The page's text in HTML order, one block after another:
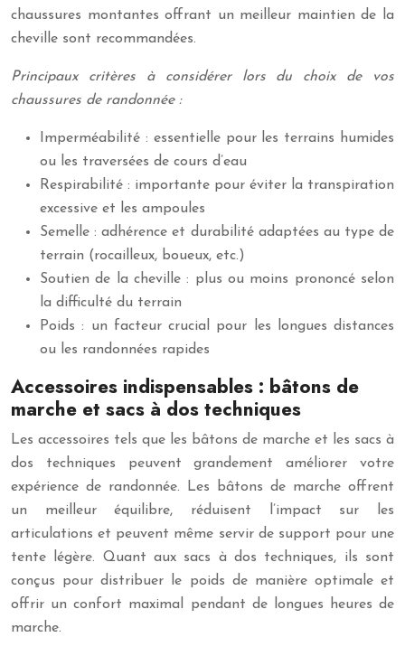
chaussures montantes offrant un meilleur maintien de la
cheville sont recommandées.
Principaux critères à considérer lors du choix de vos
chaussures de randonnée :
Imperméabilité : essentielle pour les terrains humides
ou les traversées de cours d’eau
Respirabilité : importante pour éviter la transpiration
excessive et les ampoules
Semelle : adhérence et durabilité adaptées au type de
terrain (rocailleux, boueux, etc.)
Soutien de la cheville : plus ou moins prononcé selon
la difficulté du terrain
Poids : un facteur crucial pour les longues distances
ou les randonnées rapides
Accessoires indispensables : bâtons de
marche et sacs à dos techniques
Les accessoires tels que les bâtons de marche et les sacs à
dos techniques peuvent grandement améliorer votre
expérience de randonnée. Les bâtons de marche offrent
un meilleur équilibre, réduisent l’impact sur les
articulations et peuvent même servir de support pour une
tente légère. Quant aux sacs à dos techniques, ils sont
conçus pour distribuer le poids de manière optimale et
offrir un confort maximal pendant de longues heures de
marche.